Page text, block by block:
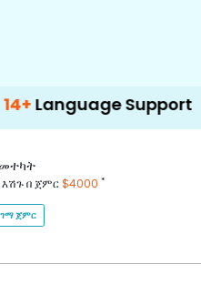
Support 500+
እሽጉ በ ጀምር$4000 *
ጀምር